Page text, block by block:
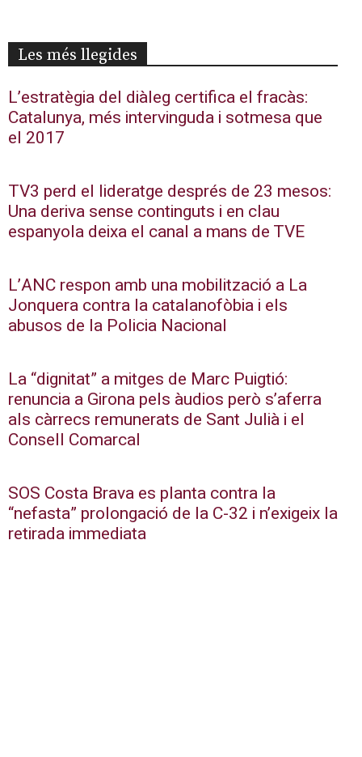
Les més llegides
L’estratègia del diàleg certifica el fracàs:
Catalunya, més intervinguda i sotmesa que
el 2017
TV3 perd el lideratge després de 23 mesos:
Una deriva sense continguts i en clau
espanyola deixa el canal a mans de TVE
L’ANC respon amb una mobilització a La
Jonquera contra la catalanofòbia i els
abusos de la Policia Nacional
La “dignitat” a mitges de Marc Puigtió:
renuncia a Girona pels àudios però s’aferra
als càrrecs remunerats de Sant Julià i el
Consell Comarcal
SOS Costa Brava es planta contra la
“nefasta” prolongació de la C-32 i n’exigeix la
retirada immediata